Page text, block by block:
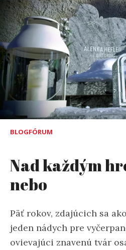
BLOGFÓRUM
Nad každým
nebo
Päť rokov, zdajúcich sa
jeden nádych pre
ovievajúci znavenú tvár